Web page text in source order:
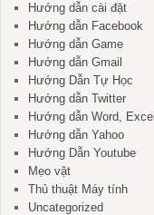
Hướng dẫn cài đặt
Hướng dẫn Facebook
Hướng dẫn Game
Hướng dẫn Gmail
Hướng Dẫn Tự Học
Hướng dẫn Twitter
Hướng dẫn Word, Excel
Hướng dẫn Yahoo
Hướng Dẫn Youtube
Mẹo vặt
Thủ thuật Máy tính
Uncategorized